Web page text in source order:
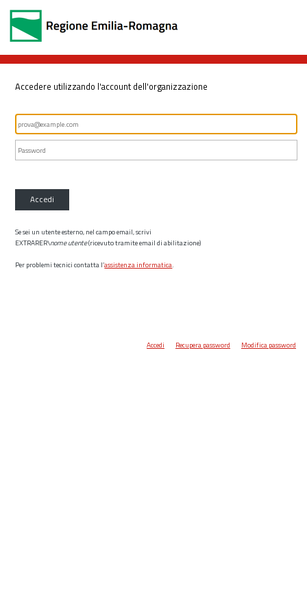
Accedere utilizzando l'account dell'organizzazione
Accedi
Se sei un utente esterno, nel campo email, scrivi
EXTRARER\nome utente(ricevuto tramite email di abilitazione)
Per problemi tecnici contatta l’assistenza informatica.
Accedi Recupera password Modifica password